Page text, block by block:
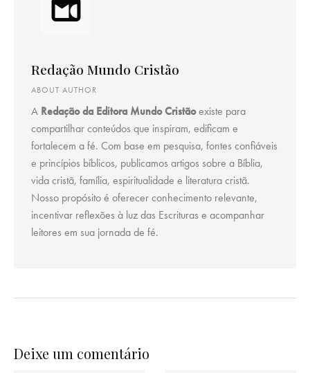
Redação Mundo Cristão
ABOUT AUTHOR
A Redação da Editora Mundo Cristãoexiste para
compartilhar conteúdos que inspiram, edificam e
fortalecem a fé. Com base em pesquisa, fontes confiáveis
e princípios bíblicos, publicamos artigos sobre a Bíblia,
vida cristã, família, espiritualidade e literatura cristã.
Nosso propósito é oferecer conhecimento relevante,
incentivar reflexões à luz das Escrituras e acompanhar
leitores em sua jornada de fé.
Deixe um comentário